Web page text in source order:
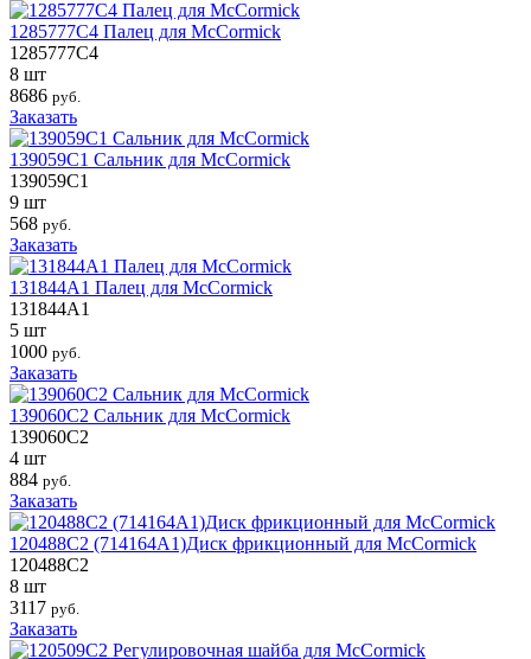
1285777C4 Палец для McCormick
1285777C4
8 шт
8686 руб.
Заказать
139059C1 Сальник для McCormick
139059C1
9 шт
568 руб.
Заказать
131844A1 Палец для McCormick
131844A1
5 шт
1000 руб.
Заказать
139060C2 Сальник для McCormick
139060C2
4 шт
884 руб.
Заказать
120488C2 (714164A1)Диск фрикционный для McCormick
120488C2
8 шт
3117 руб.
Заказать